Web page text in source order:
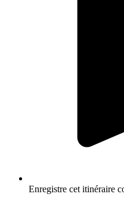
Enregistre cet itinéraire